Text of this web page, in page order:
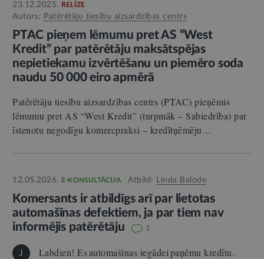
23.12.2025. RELĪZE
Autors: Patērētāju tiesību aizsardzības centrs
PTAC pieņem lēmumu pret AS “West
Kredit” par patērētāju maksātspējas
nepietiekamu izvērtēšanu un piemēro soda
naudu 50 000 eiro apmērā
Patērētāju tiesību aizsardzības centrs (PTAC) pieņēmis
lēmumu pret AS “West Kredit” (turpmāk – Sabiedrība) par
īstenotu negodīgu komercpraksi – kredītņēmēju…
12.05.2026. E-KONSULTĀCIJA Atbild: Linda Balode
Komersants ir atbildīgs arī par lietotas
automašīnas defektiem, ja par tiem nav
informējis patērētāju
1
J
Labdien! Es automašīnas iegādei paņēmu kredītu.